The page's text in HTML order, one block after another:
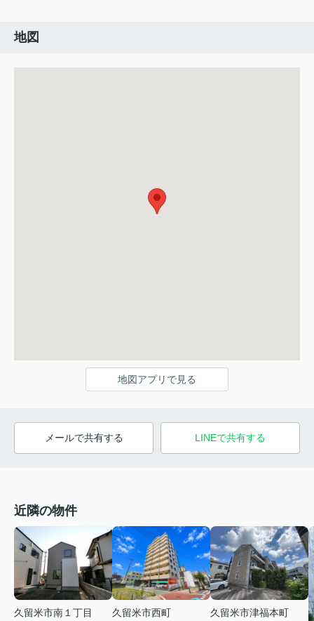
地図
地図アプリで見る
メールで共有する LINEで共有する
近隣の物件
久留米市南１丁目
久留米市西町
久留米市津福本町